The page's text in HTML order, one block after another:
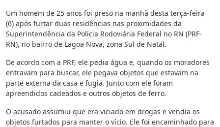
Um homem de 25 anos foi preso na manhã desta terça-feira
(6) após furtar duas residências nas proximidades da
Superintendência da Polícia Rodoviária Federal no RN (PRF-
RN), no bairro de Lagoa Nova, zona Sul de Natal.
De acordo com a PRF, ele pedia água e, quando os moradores
entravam para buscar, ele pegava objetos que estavam na
parte externa da casa e fugia. Junto com ele foram
apreendidos cadeados e outros objetos de ferro.
O acusado assumiu que era viciado em drogas e vendia os
objetos furtados para manter o vício. Ele foi encaminhado para